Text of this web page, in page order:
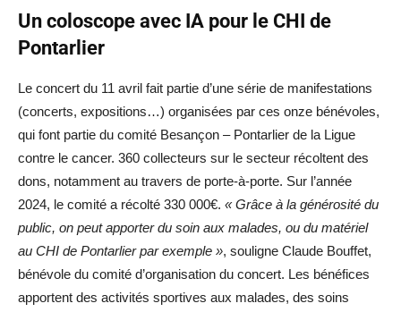
Un coloscope avec IA pour le CHI de
Pontarlier
Le concert du 11 avril fait partie d’une série de manifestations
(concerts, expositions…) organisées par ces onze bénévoles,
qui font partie du comité Besançon – Pontarlier de la Ligue
contre le cancer. 360 collecteurs sur le secteur récoltent des
dons, notamment au travers de porte-à-porte. Sur l’année
2024, le comité a récolté 330 000€. « Grâce à la générosité du
public, on peut apporter du soin aux malades, ou du matériel
au CHI de Pontarlier par exemple », souligne Claude Bouffet,
bénévole du comité d’organisation du concert. Les bénéfices
apportent des activités sportives aux malades, des soins